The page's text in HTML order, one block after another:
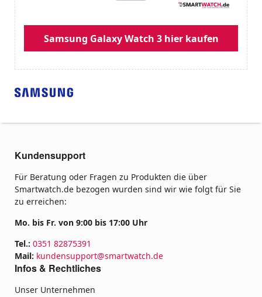
Samsung Galaxy Watch 3 hier kaufen
Kundensupport
Für Beratung oder Fragen zu Produkten die über
Smartwatch.de bezogen wurden sind wir wie folgt für Sie
zu erreichen:
Mo. bis Fr. von 9:00 bis 17:00 Uhr
Tel.: 0351 82875391
Mail: kundensupport@smartwatch.de
Infos & Rechtliches
Unser Unternehmen